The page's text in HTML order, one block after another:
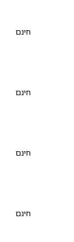
חינם
חינם
חינם
חינם